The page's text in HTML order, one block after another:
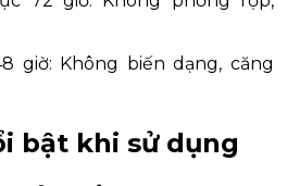
giờ: Không biến dạng, căng
bật khi sử dụng